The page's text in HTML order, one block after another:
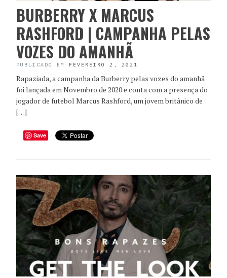
BURBERRY X MARCUS
RASHFORD | CAMPANHA PELAS
VOZES DO AMANHÃ
PUBLICADO EM FEVEREIRO 2, 2021
Rapaziada, a campanha da Burberry pelas vozes do amanhã
foi lançada em Novembro de 2020 e conta com a presença do
jogador de futebol Marcus Rashford, um jovem britânico de
[…]
Save